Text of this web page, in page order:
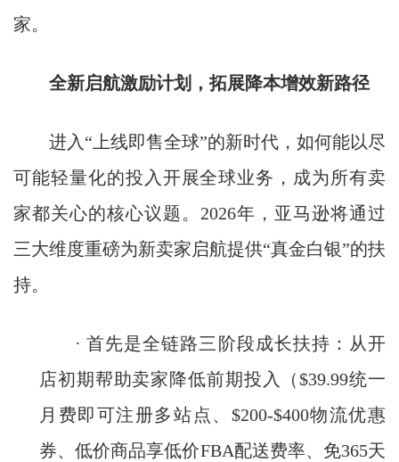
家。
全新启航激励计划， 拓展降本增效新路径
进入“上线即售全球”的新时代，如何能以尽
可能轻量化的投入开展全球业务，成为所有卖
家都关心的核心议题。2026年，亚马逊将通过
三大维度重磅为新卖家启航提供“真金白银”的扶
持。
· 首先是全链路三阶段成长扶持：从开
店初期帮助卖家降低前期投入（$39.99统一
月费即可注册多站点、$200-$400物流优惠
券、低价商品享低价FBA配送费率、免365天